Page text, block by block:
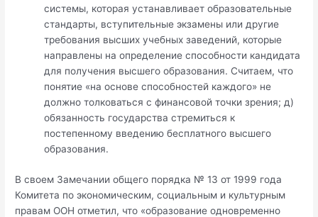
системы, которая устанавливает образовательные
стандарты, вступительные экзамены или другие
требования высших учебных заведений, которые
направлены на определение способности кандидата
для получения высшего образования. Считаем, что
понятие «на основе способностей каждого» не
должно толковаться с финансовой точки зрения; д)
обязанность государства стремиться к
постепенному введению бесплатного высшего
образования.
В своем Замечании общего порядка № 13 от 1999 года
Комитета по экономическим, социальным и культурным
правам ООН отметил, что «образование одновременно